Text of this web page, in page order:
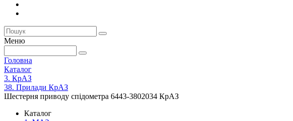
Меню
Головна
Каталог
3. КрАЗ
38. Прилади КрАЗ
Шестерня приводу спідометра 6443-3802034 КрАЗ
Каталог